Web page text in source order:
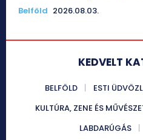
Belföld 2026.08.03.
KEDVELT
BELFÖLD ESTI
KULTÚRA, ZENE ÉS
LABDARÚGÁS